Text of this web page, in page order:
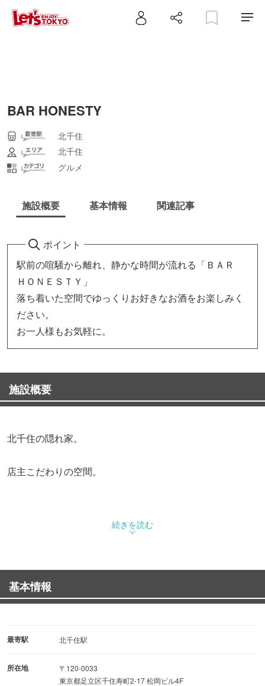
BAR HONESTY
北千住
北千住
グルメ
施設概要 基本情報 関連記事
ポイント
駅前の喧騒から離れ、静かな時間が流れる「ＢＡＲ
ＨＯＮＥＳＴＹ」
落ち着いた空間でゆっくりお好きなお酒をお楽しみく
ださい。
お一人様もお気軽に。
施設概要
北千住の隠れ家。
店主こだわりの空間。
メニューだけでも２００種類以上のお酒をご用意しており
肩肘張らず、リラックスしてお過ごしください。
お好みもお伺いしております。
お一人様でも、二軒目にも。
お気軽にお立ち寄りください。
続きを読む
基本情報
最寄駅 北千住駅
所在地
〒120-0033
東京都足立区千住寿町2-17 松岡ビル4F